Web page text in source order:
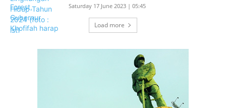
Saturday 17 June 2023 | 05:45
Load more